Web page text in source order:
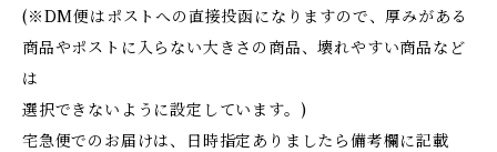
(※DM便はポストへの直接投函になりますので、厚みがある
商品やポストに入らない大きさの商品、壊れやすい商品など
は
選択できないように設定しています。)
宅急便でのお届けは、日時指定ありましたら備考欄に記載